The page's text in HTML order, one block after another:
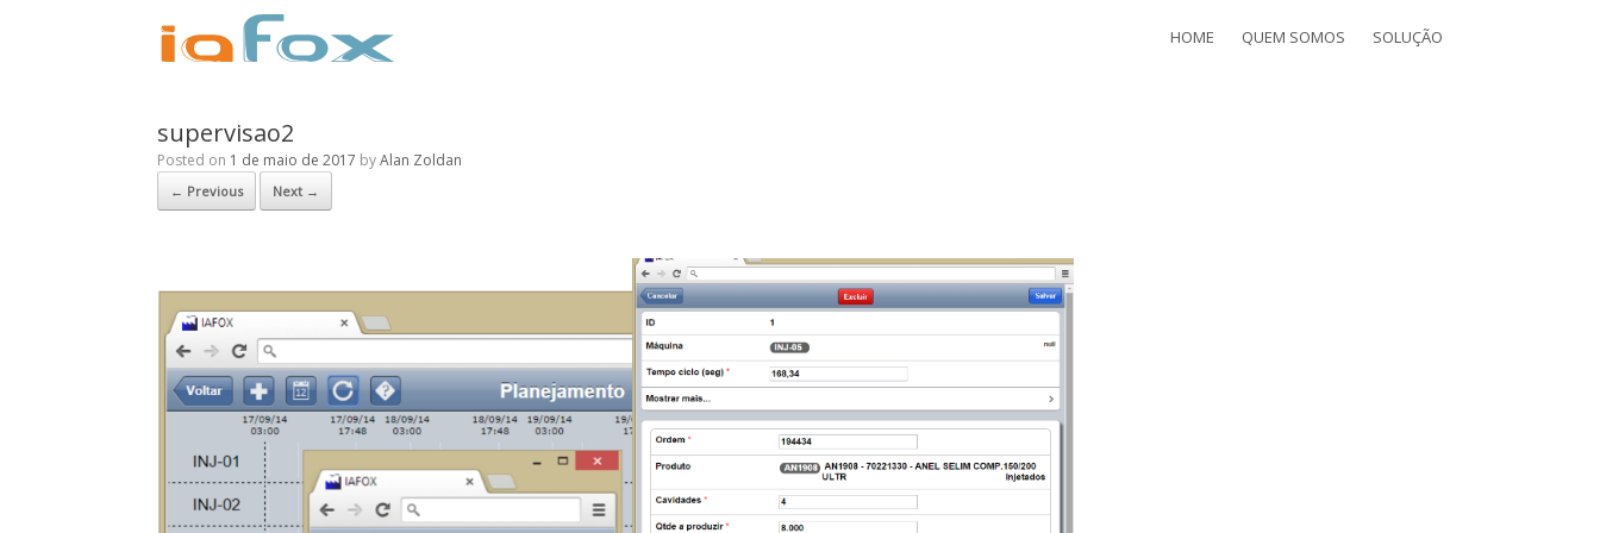
HOME QUEM SOMOS SOLUÇÃO
supervisao2
Posted on 1 de maio de 2017 byAlan Zoldan
← Previous Next →